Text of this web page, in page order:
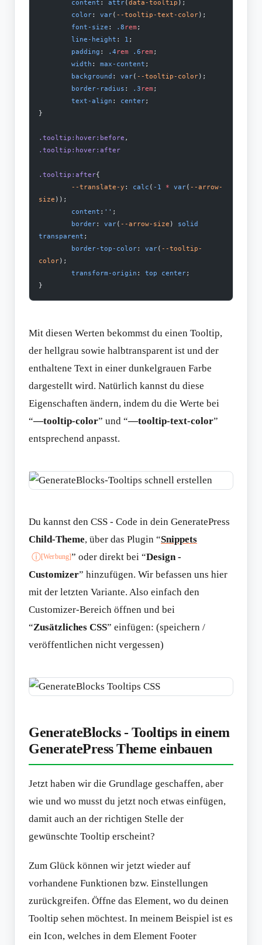
	content
: attr( data-tooltip );
        color
: var( --tooltip-text-color);
	font-size
: .8 rem ;
	line-height
: 1 ;
	padding
: .4 rem .6 rem ;
	width
: max-content ;
	background
: var( --tooltip-color);
	border-radius
: .3 rem ;
	text-align
: center;
}
.tooltip:hover:before ,
.tooltip:hover:after
.tooltip:after{
	--translate-y
: calc ( -1 * var( --arrow-
size ));
	content
: '' ;
	border
: var( --arrow-size ) solid
transparent ;
	border-top-color
: var( --tooltip-
color);
	transform-origin
: top center;
}
Mit diesen Werten bekommst du einen Tooltip,
der hellgrau sowie halbtransparent ist und der
enthaltene Text in einer dunkelgrauen Farbe
dargestellt wird. Natürlich kannst du diese
Eigenschaften ändern, indem du die Werte bei
“—tooltip-color” und “—tooltip-text-color”
entsprechend anpasst.
Du kannst den CSS - Code in dein GeneratePress
Child-Theme, über das Plugin “Snippets
ⓘ[Werbung]” oder direkt bei “Design -
Customizer” hinzufügen. Wir befassen uns hier
mit der letzten Variante. Also einfach den
Customizer-Bereich öffnen und bei
“Zusätzliches CSS” einfügen: (speichern /
veröffentlichen nicht vergessen)
GenerateBlocks - Tooltips in einem
GeneratePress Theme einbauen
Jetzt haben wir die Grundlage geschaffen, aber
wie und wo musst du jetzt noch etwas einfügen,
damit auch an der richtigen Stelle der
gewünschte Tooltip erscheint?
Zum Glück können wir jetzt wieder auf
vorhandene Funktionen bzw. Einstellungen
zurückgreifen. Öffne das Element, wo du deinen
Tooltip sehen möchtest. In meinem Beispiel ist es
ein Icon, welches in dem Element Footer